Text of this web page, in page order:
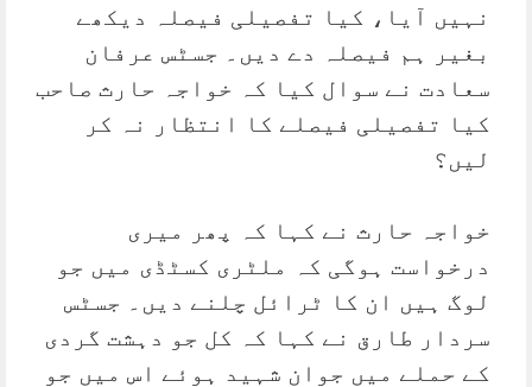
نہیں آیا، کیا تفصیلی فیصلہ دیکھے
بغیر ہم فیصلہ دے دیں۔ جسٹس عرفان
سعادت نے سوال کیا کہ خواجہ حارث صاحب
کیا تفصیلی فیصلے کا انتظار نہ کر
لیں؟
خواجہ حارث نے کہا کہ پھر میری
درخواست ہوگی کہ ملٹری کسٹڈی میں جو
لوگ ہیں ان کا ٹرائل چلنے دیں۔ جسٹس
سردار طارق نے کہا کہ کل جو دہشت گردی
کے حملے میں جوان شہید ہوئے اس میں جو